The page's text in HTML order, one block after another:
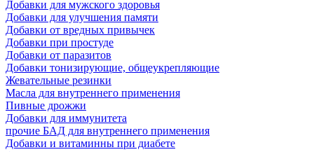
Добавки для мужского здоровья
Добавки для улучшения памяти
Добавки от вредных привычек
Добавки при простуде
Добавки от паразитов
Добавки тонизирующие, общеукрепляющие
Жевательные резинки
Масла для внутреннего применения
Пивные дрожжи
Добавки для иммунитета
прочие БАД для внутреннего применения
Добавки и витаминны при диабете